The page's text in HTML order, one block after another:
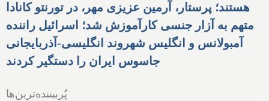
هستند؛ پرستار، آرمین عزیزی مهر، در تورنتو کانادا
متهم به آزار جنسی کارآموزش شد؛ اسرائیل راننده
آمبولانس و انگلیس شهروند انگلیسی-آذربایجانی
جاسوس ایران را دستگیر کردند
پُربیننده‌ترین‌ها